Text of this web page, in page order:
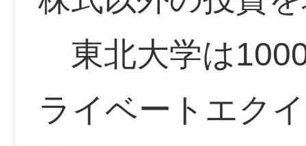
東北大学は
ライベートエク